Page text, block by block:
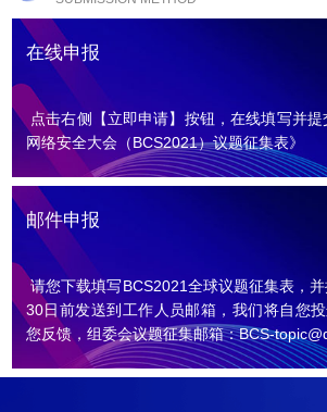
在线申报
点击右侧【立即申请】按钮，在线填写并
网络安全大会（BCS2021）议题征集表》
邮件申报
请您下载填写BCS2021全球议题征集表，
30日前发送到工作人员邮箱，我们将自您
您反馈，组委会议题征集邮箱：BCS-